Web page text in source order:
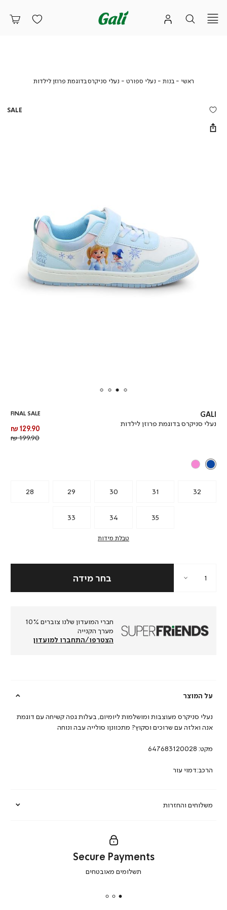
ראשי ראשיבנות בנותנעלי ספורט נעלינעלי סניקרס בדוגמת פרוזן לילדותנעלי
לילדות
GALI
נעלי סניקרס בדוגמת פרוזן לילדות
FINAL SALE
מחיר
מוצר
129.90 ₪
199.90 ₪
28 29 30 31 32
33 34 35
טבלת מידות
חברי המועדון שלנו צוברים 10%
מערך הקנייה
הצטרפו/התחברו למועדון
על המוצר
משלוחים והחזרות
נעלי סניקרס מעוצבות ומושלמות ליומיום, בעלות גפה קשיחה עם דוגמת
אנה ואלזה עם שרוכים וסקוץ? מתכוונןו סולייה עבה ונוחה
מקט: 647683120028
הרכב:דמוי עור
secure
Secure Payments
תשלומים מאובטחים
SALE